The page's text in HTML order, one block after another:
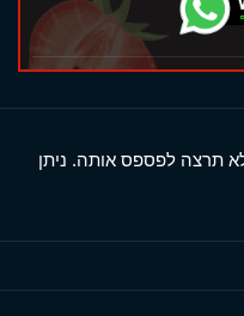
תרצה לפספס אותה. ניתן